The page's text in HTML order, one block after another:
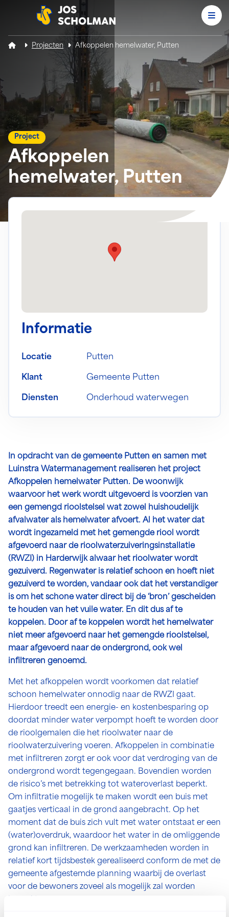
Projecten Afkoppelen hemelwater, Putten
Afkoppelen
hemelwater, Putten
Project
Informatie
Locatie Putten
Klant Gemeente Putten
Diensten Onderhoud waterwegen
In opdracht van de gemeente Putten en samen met
Luinstra Watermanagement realiseren het project
Afkoppelen hemelwater Putten. De woonwijk
waarvoor het werk wordt uitgevoerd is voorzien van
een gemengd rioolstelsel wat zowel huishoudelijk
afvalwater als hemelwater afvoert. Al het water dat
wordt ingezameld met het gemengde riool wordt
afgevoerd naar de rioolwaterzuiveringsinstallatie
(RWZI) in Harderwijk alwaar het rioolwater wordt
gezuiverd. Regenwater is relatief schoon en hoeft niet
gezuiverd te worden, vandaar ook dat het verstandiger
is om het schone water direct bij de ‘bron’ gescheiden
te houden van het vuile water. En dit dus af te
koppelen. Door af te koppelen wordt het hemelwater
niet meer afgevoerd naar het gemengde rioolstelsel,
maar afgevoerd naar de ondergrond, ook wel
infiltreren genoemd.
Met het afkoppelen wordt voorkomen dat relatief
schoon hemelwater onnodig naar de RWZI gaat.
Hierdoor treedt een energie- en kostenbesparing op
doordat minder water verpompt hoeft te worden door
de rioolgemalen die het rioolwater naar de
rioolwaterzuivering voeren. Afkoppelen in combinatie
met infiltreren zorgt er ook voor dat verdroging van de
ondergrond wordt tegengegaan. Bovendien worden
de risico’s met betrekking tot wateroverlast beperkt.
Om infiltratie mogelijk te maken wordt een buis met
gaatjes verticaal in de grond aangebracht. Op het
moment dat de buis zich vult met water ontstaat er een
(water)overdruk, waardoor het water in de omliggende
grond kan infiltreren. De werkzaamheden worden in
relatief kort tijdsbestek gerealiseerd conform de met de
gemeente afgestemde planning waarbij de overlast
voor de bewoners zoveel als mogelijk zal worden